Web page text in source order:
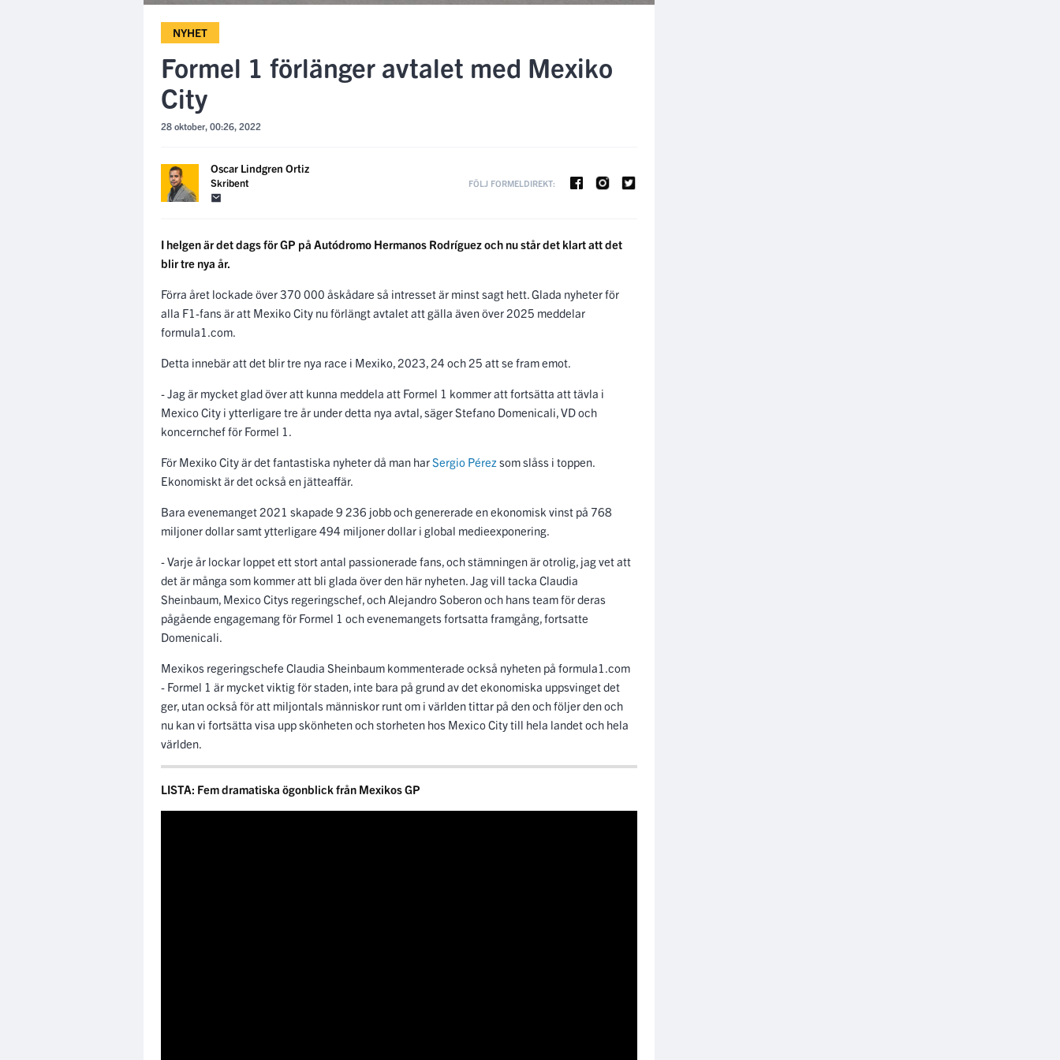
NYHET
Formel 1 förlänger avtalet med Mexiko
City
28 oktober, 00:26, 2022
Oscar Lindgren Ortiz
Skribent FÖLJ FORMELDIREKT:
I helgen är det dags för GP på Autódromo Hermanos Rodríguez och nu står det klart att det
blir tre nya år.
Förra året lockade över 370 000 åskådare så intresset är minst sagt hett. Glada nyheter för
alla F1-fans är att Mexiko City nu förlängt avtalet att gälla även över 2025 meddelar
formula1.com.
Detta innebär att det blir tre nya race i Mexiko, 2023, 24 och 25 att se fram emot.
- Jag är mycket glad över att kunna meddela att Formel 1 kommer att fortsätta att tävla i
Mexico City i ytterligare tre år under detta nya avtal, säger Stefano Domenicali, VD och
koncernchef för Formel 1.
För Mexiko City är det fantastiska nyheter då man harSergio Pérezsom slåss i toppen.
Ekonomiskt är det också en jätteaffär.
Bara evenemanget 2021 skapade 9 236 jobb och genererade en ekonomisk vinst på 768
miljoner dollar samt ytterligare 494 miljoner dollar i global medieexponering.
- Varje år lockar loppet ett stort antal passionerade fans, och stämningen är otrolig, jag vet att
det är många som kommer att bli glada över den här nyheten. Jag vill tacka Claudia
Sheinbaum, Mexico Citys regeringschef, och Alejandro Soberon och hans team för deras
pågående engagemang för Formel 1 och evenemangets fortsatta framgång, fortsatte
Domenicali.
Mexikos regeringschefe Claudia Sheinbaum kommenterade också nyheten på formula1.com
- Formel 1 är mycket viktig för staden, inte bara på grund av det ekonomiska uppsvinget det
ger, utan också för att miljontals människor runt om i världen tittar på den och följer den och
nu kan vi fortsätta visa upp skönheten och storheten hos Mexico City till hela landet och hela
världen.
LISTA: Fem dramatiska ögonblick från Mexikos GP